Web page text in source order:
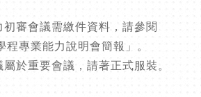
會議需繳件資料，請參閱
程專業能力說明會簡報」。
重要會議，請著正式服裝。